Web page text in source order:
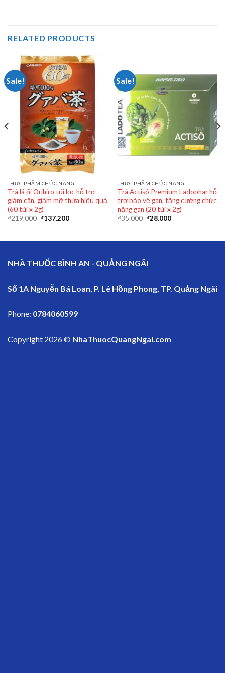
RELATED PRODUCTS
Sale!
THỰC PHẨM CHỨC NĂNG
Trà lá ổi Orihiro túi lọc hỗ trợ
giảm cân, giảm mỡ thừa hiệu quả
(60 túi x 2g)
₫219.000 ₫137.200
Sale!
THỰC PHẨM CHỨC NĂNG
Trà Actisô Premium Ladophar hỗ
trợ bảo vệ gan, tăng cường chức
năng gan (20 túi x 2g)
₫35.000 ₫28.000
NHÀ THUỐC BÌNH AN - QUẢNG NGÃI
Số 1A Nguyễn Bá Loan, P. Lê Hồng Phong, TP. Quảng Ngãi
Phone: 0784060599
Copyright 2026 © NhaThuocQuangNgai.com